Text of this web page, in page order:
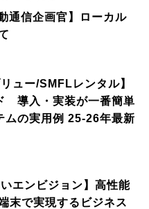
通信企画官】ローカル
ュー/SMFLレンタル】
導入・実装が一番簡単
ムの実用例 25-26年最新
エンビジョン】高性能
末で実現するビジネス